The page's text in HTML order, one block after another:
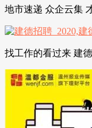
地市速递 众企云集
找工作的看过来 建